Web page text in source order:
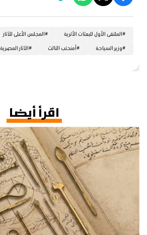
#الملتقى الأول للبعثات الأثرية #المجلس الأعلى للآثار
#وزير السياحة #أمنحتب الثالث #الآثار المصرية
اقرأ أيضا